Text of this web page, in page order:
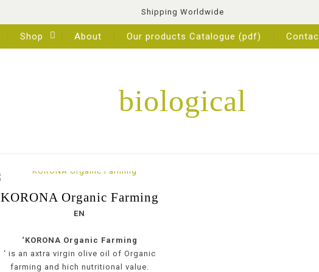
Shipping Worldwide
Shop About Our products Catalogue (pdf)
biological
KORONA Organic Farming
EN
‘KORONA Organic Farming
‘ is an axtra virgin olive oil of Organic
farming and hich nutritional value.